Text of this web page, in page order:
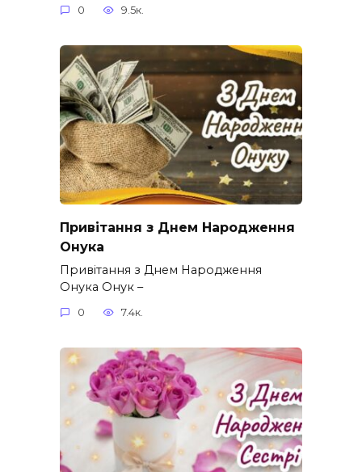
0 9.5к.
Привітання з Днем Народження
Онука
Привітання з Днем Народження
Онука Онук –
0 7.4к.